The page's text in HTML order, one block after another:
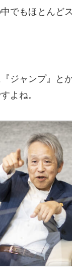
でもほとんど
ジャンプ』と
よね。